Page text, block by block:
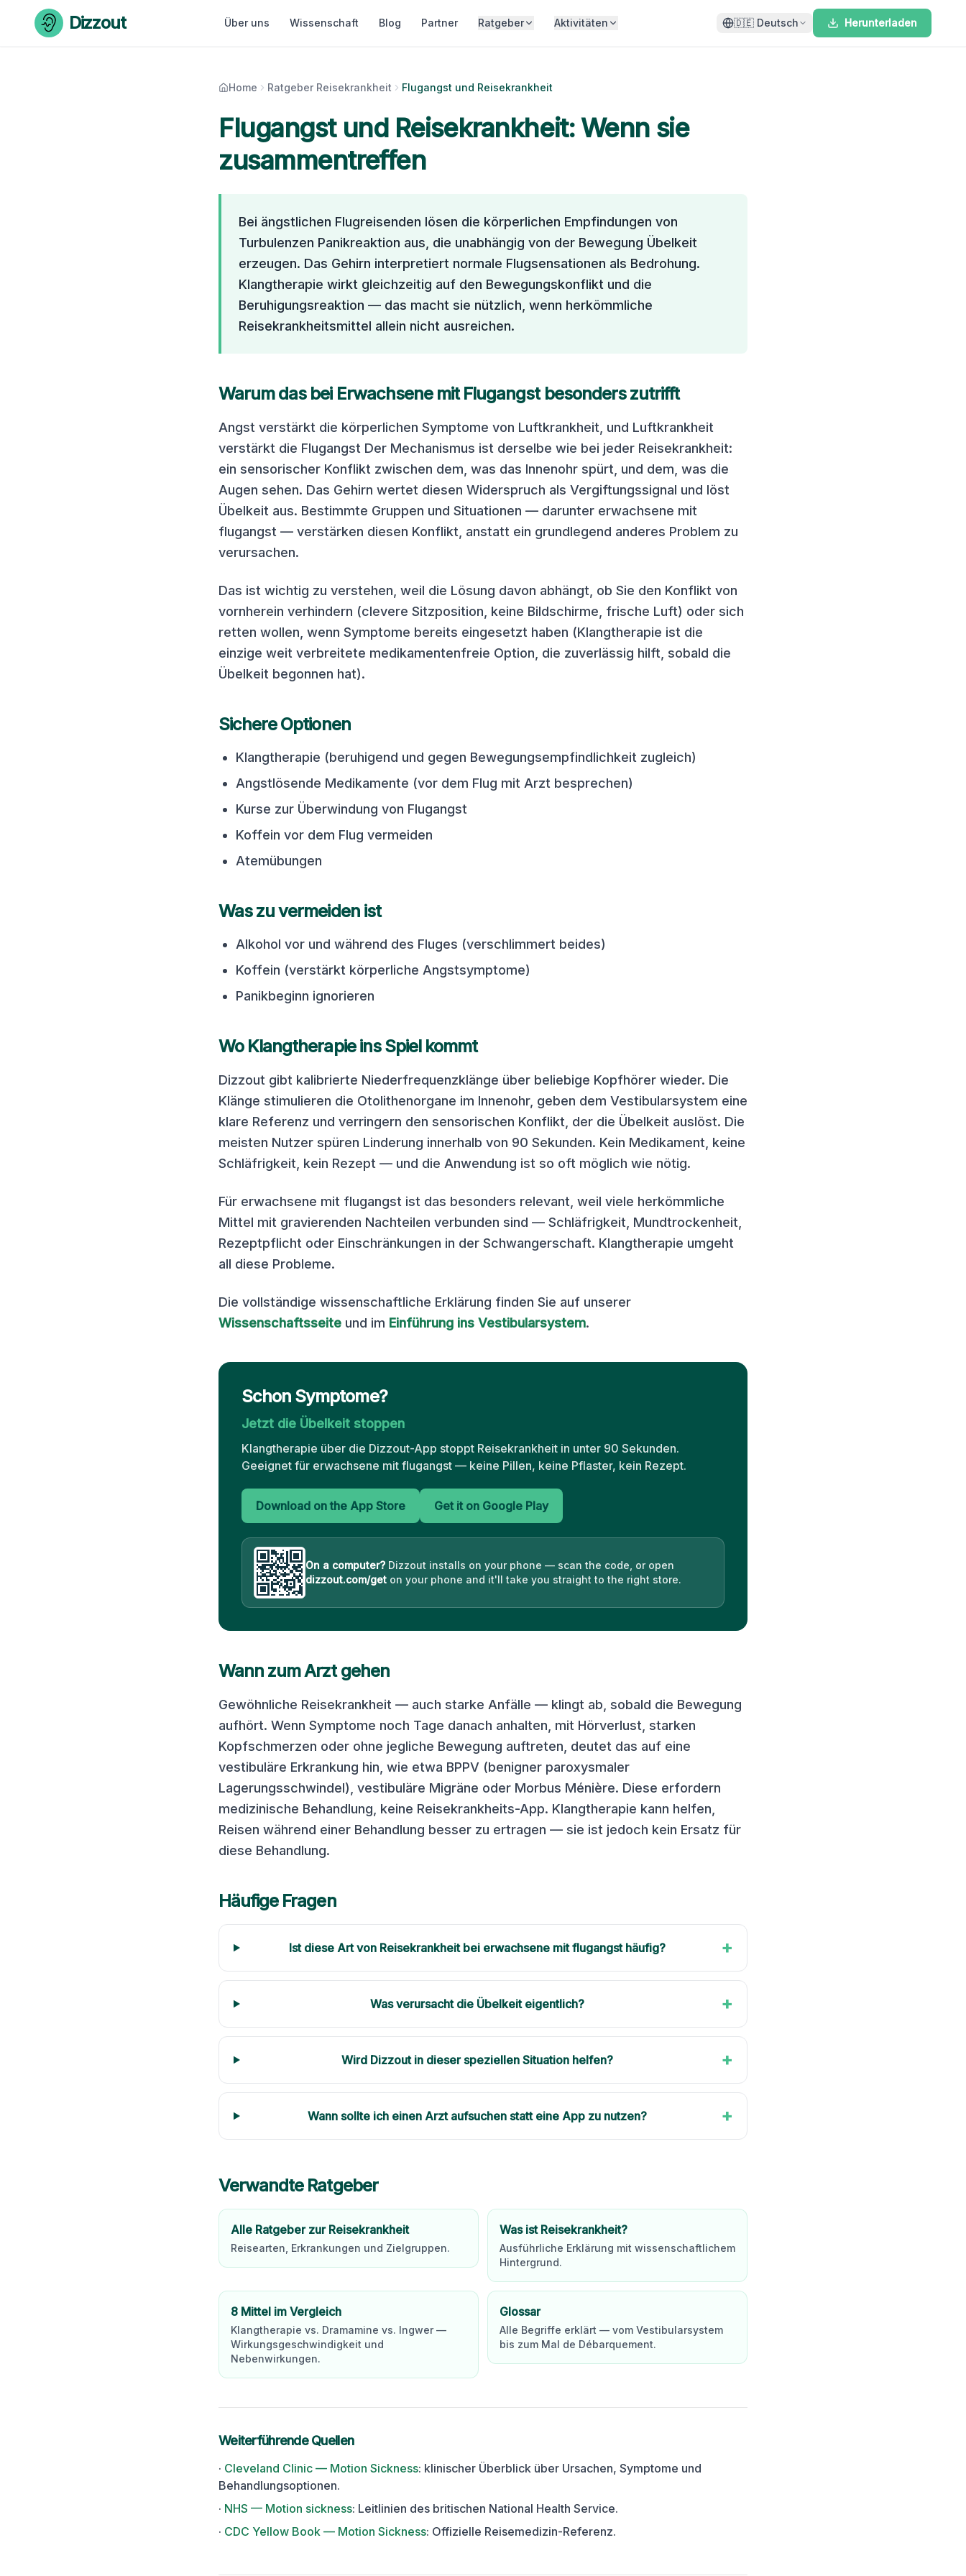
Skip to content
Dizzout Über uns Wissenschaft Blog Partner Ratgeber Aktivitäten 🇩🇪 Deutsch Herunterladen
Home Ratgeber Reisekrankheit Flugangst und Reisekrankheit
Flugangst und Reisekrankheit: Wenn sie
zusammentreffen
Bei ängstlichen Flugreisenden lösen die körperlichen Empfindungen von
Turbulenzen Panikreaktion aus, die unabhängig von der Bewegung Übelkeit
erzeugen. Das Gehirn interpretiert normale Flugsensationen als Bedrohung.
Klangtherapie wirkt gleichzeitig auf den Bewegungskonflikt und die
Beruhigungsreaktion — das macht sie nützlich, wenn herkömmliche
Reisekrankheitsmittel allein nicht ausreichen.
Warum das bei Erwachsene mit Flugangst besonders zutrifft
Angst verstärkt die körperlichen Symptome von Luftkrankheit, und Luftkrankheit
verstärkt die Flugangst Der Mechanismus ist derselbe wie bei jeder Reisekrankheit:
ein sensorischer Konflikt zwischen dem, was das Innenohr spürt, und dem, was die
Augen sehen. Das Gehirn wertet diesen Widerspruch als Vergiftungssignal und löst
Übelkeit aus. Bestimmte Gruppen und Situationen — darunter erwachsene mit
flugangst — verstärken diesen Konflikt, anstatt ein grundlegend anderes Problem zu
verursachen.
Das ist wichtig zu verstehen, weil die Lösung davon abhängt, ob Sie den Konflikt von
vornherein verhindern (clevere Sitzposition, keine Bildschirme, frische Luft) oder sich
retten wollen, wenn Symptome bereits eingesetzt haben (Klangtherapie ist die
einzige weit verbreitete medikamentenfreie Option, die zuverlässig hilft, sobald die
Übelkeit begonnen hat).
Sichere Optionen
Klangtherapie (beruhigend und gegen Bewegungsempfindlichkeit zugleich)
Angstlösende Medikamente (vor dem Flug mit Arzt besprechen)
Kurse zur Überwindung von Flugangst
Koffein vor dem Flug vermeiden
Atemübungen
Was zu vermeiden ist
Alkohol vor und während des Fluges (verschlimmert beides)
Koffein (verstärkt körperliche Angstsymptome)
Panikbeginn ignorieren
Wo Klangtherapie ins Spiel kommt
Dizzout gibt kalibrierte Niederfrequenzklänge über beliebige Kopfhörer wieder. Die
Klänge stimulieren die Otolithenorgane im Innenohr, geben dem Vestibularsystem eine
klare Referenz und verringern den sensorischen Konflikt, der die Übelkeit auslöst. Die
meisten Nutzer spüren Linderung innerhalb von 90 Sekunden. Kein Medikament, keine
Schläfrigkeit, kein Rezept — und die Anwendung ist so oft möglich wie nötig.
Für erwachsene mit flugangst ist das besonders relevant, weil viele herkömmliche
Mittel mit gravierenden Nachteilen verbunden sind — Schläfrigkeit, Mundtrockenheit,
Rezeptpflicht oder Einschränkungen in der Schwangerschaft. Klangtherapie umgeht
all diese Probleme.
Die vollständige wissenschaftliche Erklärung finden Sie auf unserer
Wissenschaftsseite und im Einführung ins Vestibularsystem.
Schon Symptome?
Jetzt die Übelkeit stoppen
Klangtherapie über die Dizzout-App stoppt Reisekrankheit in unter 90 Sekunden.
Geeignet für erwachsene mit flugangst — keine Pillen, keine Pflaster, kein Rezept.
Download on the App Store Get it on Google Play
On a computer? Dizzout installs on your phone — scan the code, or open
dizzout.com/get on your phone and it'll take you straight to the right store.
Wann zum Arzt gehen
Gewöhnliche Reisekrankheit — auch starke Anfälle — klingt ab, sobald die Bewegung
aufhört. Wenn Symptome noch Tage danach anhalten, mit Hörverlust, starken
Kopfschmerzen oder ohne jegliche Bewegung auftreten, deutet das auf eine
vestibuläre Erkrankung hin, wie etwa BPPV (benigner paroxysmaler
Lagerungsschwindel), vestibuläre Migräne oder Morbus Ménière. Diese erfordern
medizinische Behandlung, keine Reisekrankheits-App. Klangtherapie kann helfen,
Reisen während einer Behandlung besser zu ertragen — sie ist jedoch kein Ersatz für
diese Behandlung.
Häufige Fragen
Ist diese Art von Reisekrankheit bei erwachsene mit flugangst häufig? +
Was verursacht die Übelkeit eigentlich? +
Wird Dizzout in dieser speziellen Situation helfen? +
Wann sollte ich einen Arzt aufsuchen statt eine App zu nutzen? +
Verwandte Ratgeber
Alle Ratgeber zur Reisekrankheit
Reisearten, Erkrankungen und Zielgruppen.
Was ist Reisekrankheit?
Ausführliche Erklärung mit wissenschaftlichem
Hintergrund.
8 Mittel im Vergleich
Klangtherapie vs. Dramamine vs. Ingwer —
Wirkungsgeschwindigkeit und
Nebenwirkungen.
Glossar
Alle Begriffe erklärt — vom Vestibularsystem
bis zum Mal de Débarquement.
Weiterführende Quellen
· Cleveland Clinic — Motion Sickness: klinischer Überblick über Ursachen, Symptome und
Behandlungsoptionen.
· NHS — Motion sickness: Leitlinien des britischen National Health Service.
· CDC Yellow Book — Motion Sickness: Offizielle Reisemedizin-Referenz.